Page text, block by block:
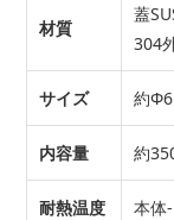
材質
蓋
304
サイズ 約
内容量 約
耐熱温度 本体